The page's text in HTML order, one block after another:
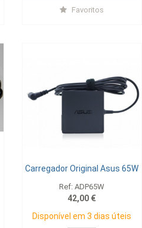
Favoritos
Carregador Original Asus 65W
Ref: ADP65W
42,00 €
Disponível em 3 dias úteis